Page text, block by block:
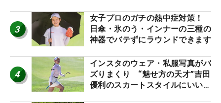
3
女子プロのガチの熱中症対策！
日傘・氷のう・インナーの三種の
神器でバテずにラウンドできます
4
インスタのウェア・私服写真がバ
ズりまくり “魅せ方の天才”吉田
優利のスカートスタイルにいい